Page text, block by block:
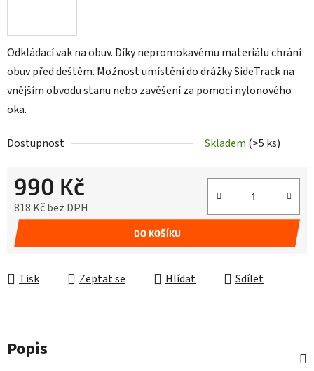
Odkládací vak na obuv. Díky nepromokavému materiálu chrání
obuv před deštěm. Možnost umístění do drážky SideTrack na
vnějším obvodu stanu nebo zavěšení za pomoci nylonového
oka.
Dostupnost Skladem (>5 ks)
990 Kč
818 Kč bez DPH
Měrná cena:
DO KOŠÍKU
Tisk Zeptat se Hlídat Sdílet
Popis